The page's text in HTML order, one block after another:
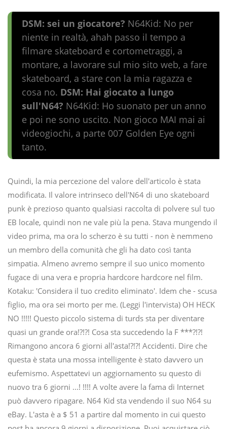
DSM: sei un giocatore? N64Kid: No per
niente in realtà, ahah passo il tempo a
filmare skateboard e cortometraggi, a
montare, a lavorare sul mio sito web, a fare
skateboard, a stare con la mia ragazza e
cosa no. DSM: Hai giocato a lungo
sull'N64? N64Kid: Ho suonato per un anno
e poi ne sono uscito. Non gioco MAI mai ai
videogiochi, a parte 007 Golden Eye ogni
tanto.
Quindi, la mia percezione del valore dell'articolo è stata
modificata. Il valore intrinseco dell'N64 di uno skateboard
punk è prezioso quanto qualsiasi raccolta di polvere sul tuo
EB locale, quindi non ne vale più la pena. Stava mungendo il
video prima, ma ora lo scherzo è su tutti - non è nemmeno
un membro della comunità che gli ha dato così tanta
simpatia. Almeno avremo sempre il suo unico momento
fugace di una vera e propria hardcore hardcore nel film.
Kotaku: 'Considera il tuo credito eliminato'. Idem che - scusa
figlio, ma ora sei morto per me. (Leggi l'intervista) OH HECK
NO !!!!! Questo piccolo sistema di turds sta per diventare
quasi un grande ora!?!?! Cosa sta succedendo la F ***?!?!
Rimangono ancora 6 giorni all'asta!?!?! Accidenti. Dire che
questa è stata una mossa intelligente è stato davvero un
eufemismo. Aspettatevi un aggiornamento su questo di
nuovo tra 6 giorni ...! !!!! A volte avere la fama di Internet
può davvero ripagare. N64 Kid sta vendendo il suo N64 su
eBay. L'asta è a $ 51 a partire dal momento in cui questo